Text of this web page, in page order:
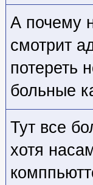
А почему
смотрит
потереть
больные
Тут все
хотя